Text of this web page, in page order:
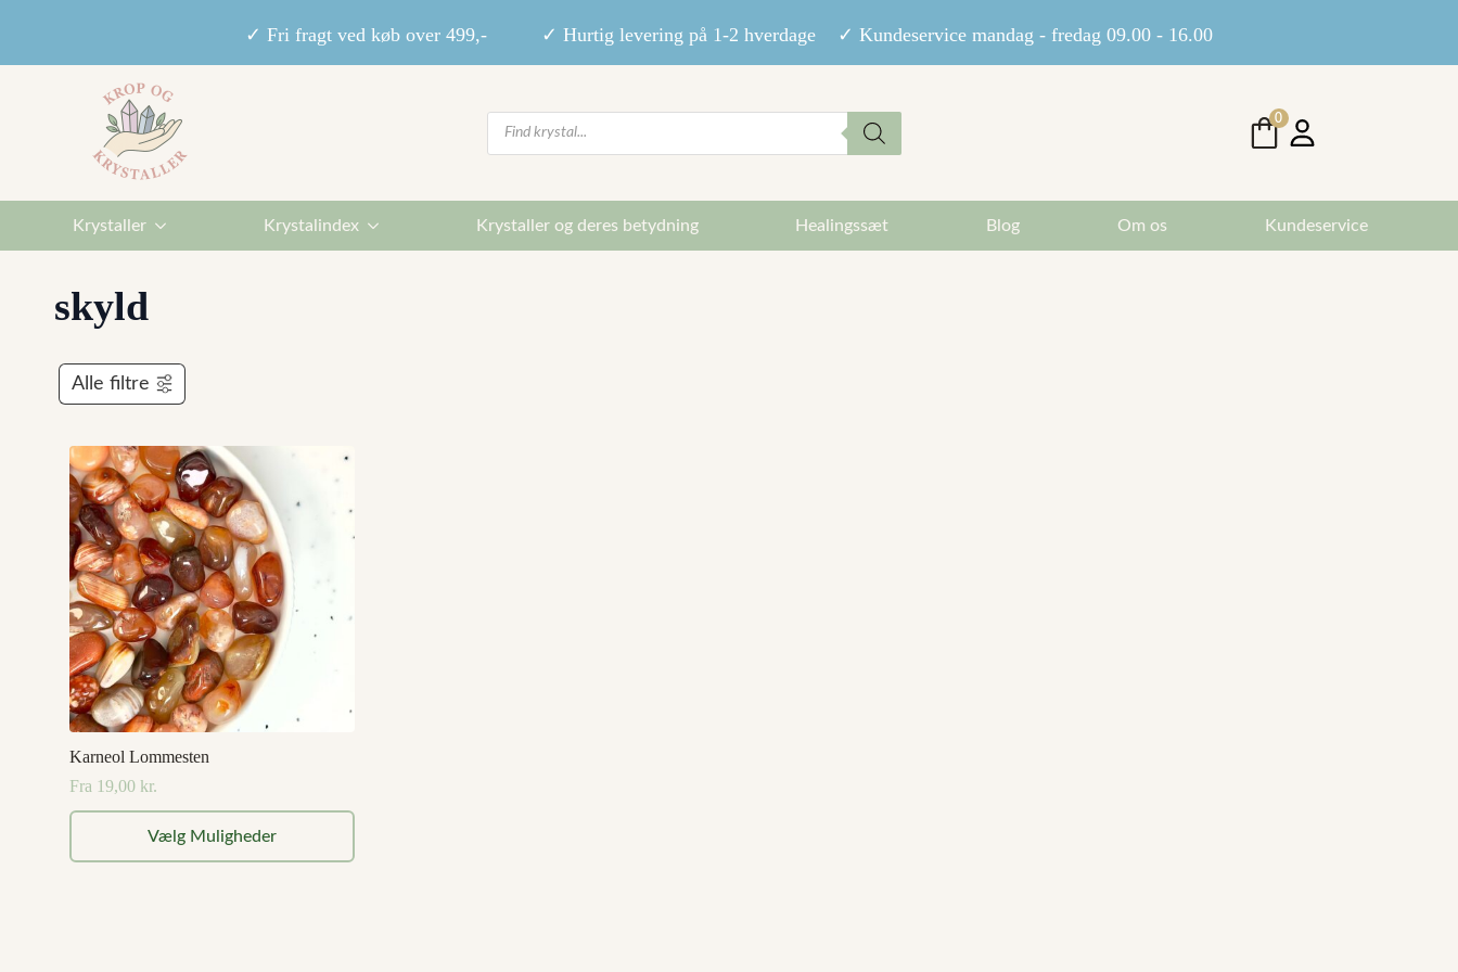
✓ Fri fragt ved køb over 499,- ✓ Hurtig levering på 1-2 hverdage ✓ Kundeservice mandag - fredag 09.00 - 16.00
Products
search
0
Krystaller Krystalindex Krystaller og deres betydning Healingssæt Blog Om os Kundeservice
skyld
Alle filtre
Karneol Lommesten
Fra 19,00 kr.
Vælg Muligheder